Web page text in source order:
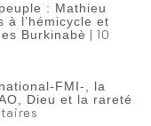
: Mathieu
à l’hémicycle et
Burkinabè | 10
FMI-, la
Dieu et la rareté